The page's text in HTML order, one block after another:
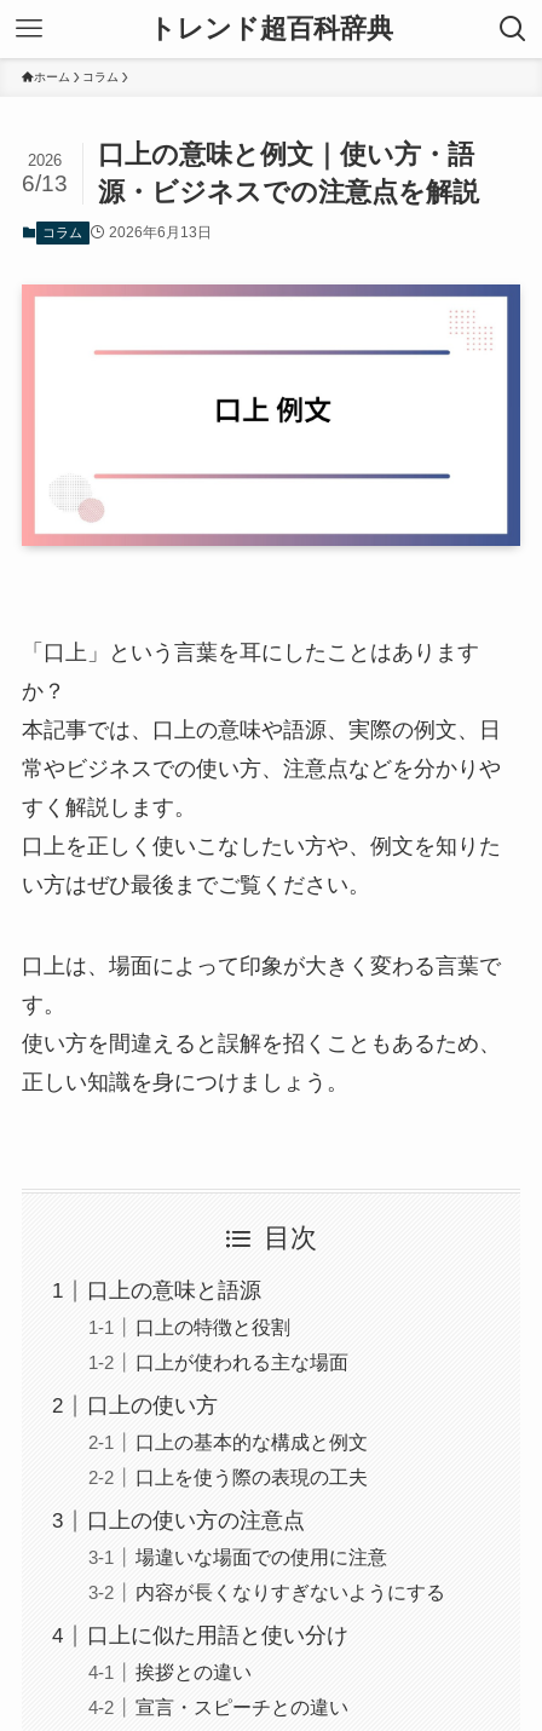
トレンド超百科辞典
ホーム コラム
口上の意味と例文｜使い方・語
源・ビジネスでの注意点を解説
2026
6/13
コラム 2026年6月13日
「口上」という言葉を耳にしたことはあります
か？
本記事では、口上の意味や語源、実際の例文、日
常やビジネスでの使い方、注意点などを分かりや
すく解説します。
口上を正しく使いこなしたい方や、例文を知りた
い方はぜひ最後までご覧ください。
口上は、場面によって印象が大きく変わる言葉で
す。
使い方を間違えると誤解を招くこともあるため、
正しい知識を身につけましょう。
目次
口上の意味と語源
口上の特徴と役割
口上が使われる主な場面
口上の使い方
口上の基本的な構成と例文
口上を使う際の表現の工夫
口上の使い方の注意点
場違いな場面での使用に注意
内容が長くなりすぎないようにする
口上に似た用語と使い分け
挨拶との違い
宣言・スピーチとの違い